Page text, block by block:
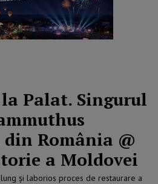
Palat. Singurul
România @
a Moldovei
și laborios proces de restaurare a